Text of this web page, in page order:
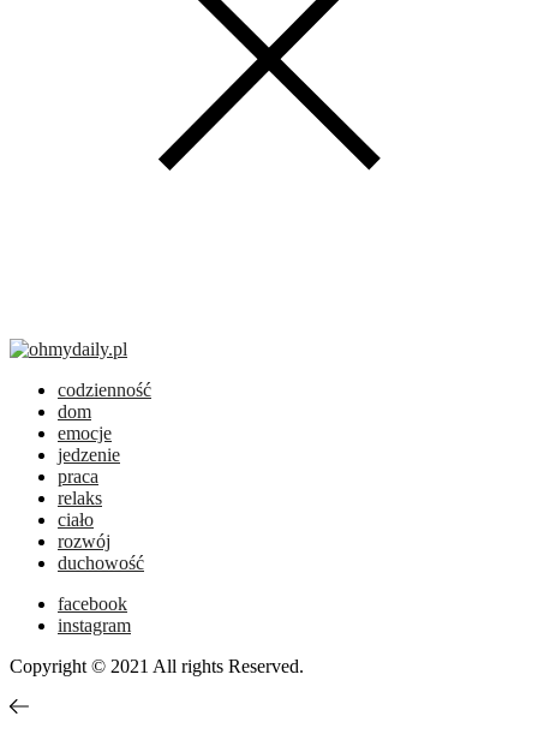
codzienność
dom
emocje
jedzenie
praca
relaks
ciało
rozwój
duchowość
facebook
instagram
Copyright © 2021 All rights Reserved.